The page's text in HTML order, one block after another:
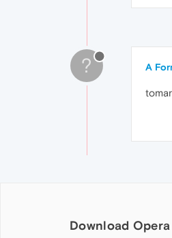
? A
Download Opera